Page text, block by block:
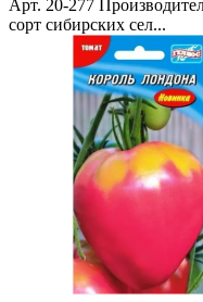
Арт. 20-277
сорт сибирских сел...